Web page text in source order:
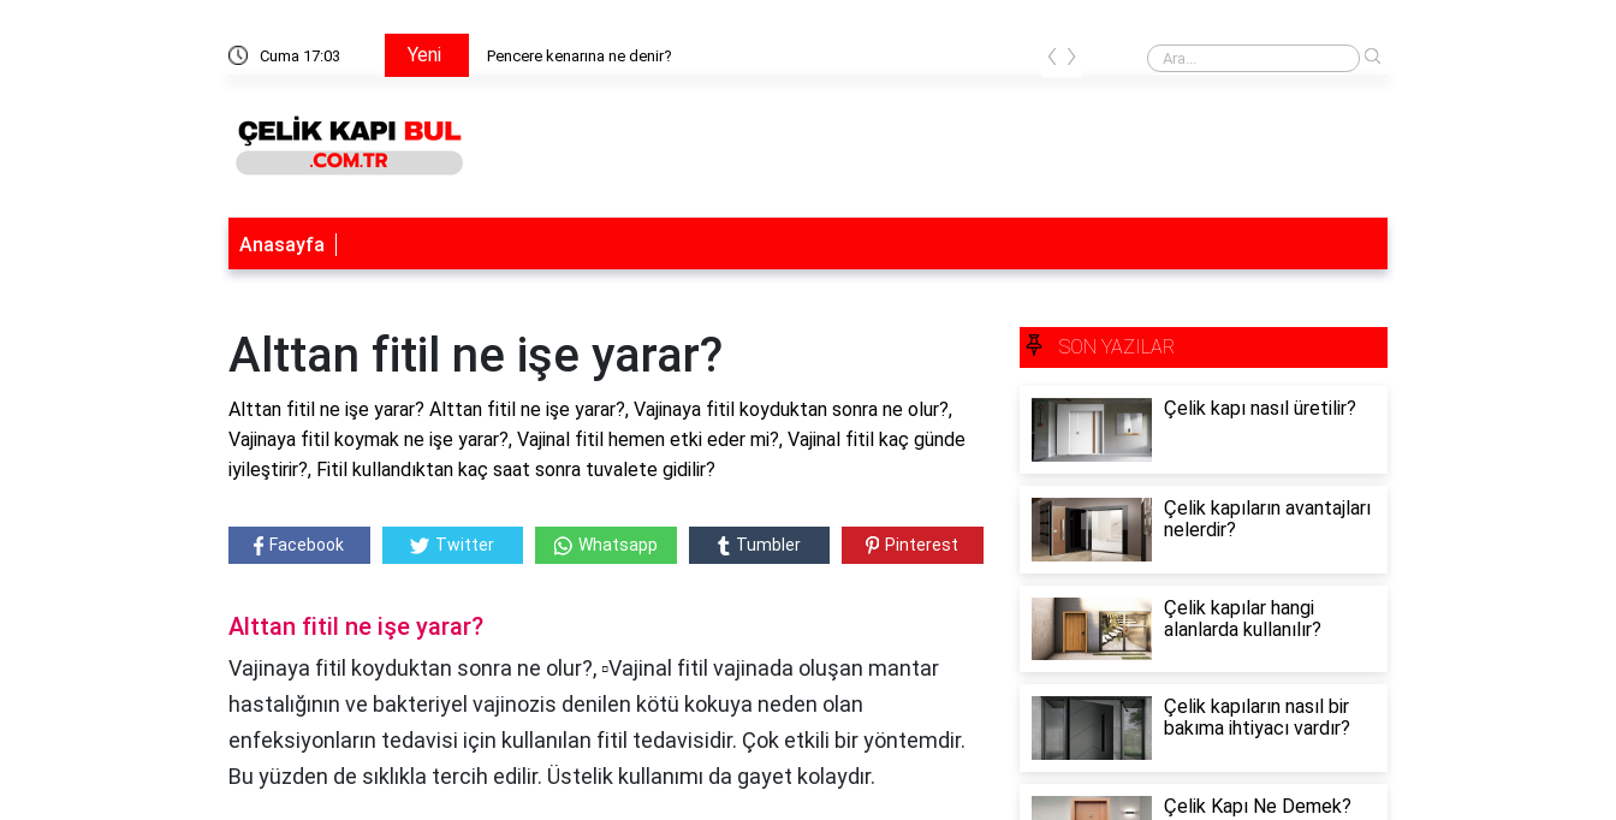
Cuma 17:03 Yeni Pencere kenarına ne denir? Yağ lekesi yağlı mutfak dolapları neyle silinir?
‹ ›
Anasayfa
Alttan fitil ne işe yarar?
Alttan fitil ne işe yarar? Alttan fitil ne işe yarar?, Vajinaya fitil koyduktan sonra ne olur?,
Vajinaya fitil koymak ne işe yarar?, Vajinal fitil hemen etki eder mi?, Vajinal fitil kaç günde
iyileştirir?, Fitil kullandıktan kaç saat sonra tuvalete gidilir?
Facebook Twitter Whatsapp Tumbler Pinterest
Alttan fitil ne işe yarar?
Vajinaya fitil koyduktan sonra ne olur?, ▫️Vajinal fitil vajinada oluşan mantar
hastalığının ve bakteriyel vajinozis denilen kötü kokuya neden olan
enfeksiyonların tedavisi için kullanılan fitil tedavisidir. Çok etkili bir yöntemdir.
Bu yüzden de sıklıkla tercih edilir. Üstelik kullanımı da gayet kolaydır.
SON YAZILAR
Çelik kapı nasıl üretilir?
Çelik kapıların avantajları
nelerdir?
Çelik kapılar hangi
alanlarda kullanılır?
Çelik kapıların nasıl bir
bakıma ihtiyacı vardır?
Çelik Kapı Ne Demek?